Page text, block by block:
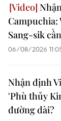
Campuchia:
Sang-sik
06/08/2026
Nhận định
'Phù thủy
đường dài?